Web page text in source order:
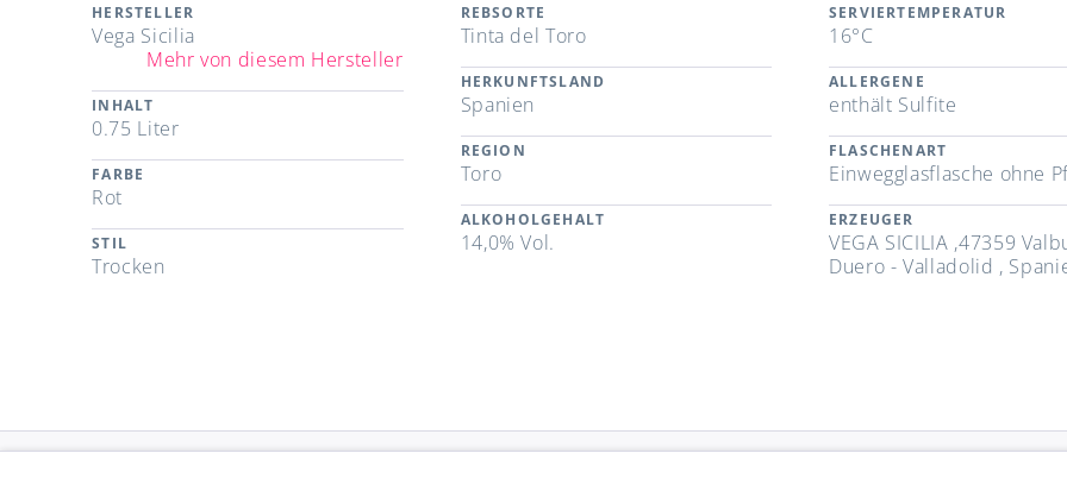
HERSTELLER
Vega Sicilia
Mehr von diesem Hersteller
INHALT
0.75 Liter
FARBE
Rot
STIL
Trocken
REBSORTE
Tinta del Toro
HERKUNFTSLAND
Spanien
REGION
Toro
ALKOHOLGEHALT
14,0% Vol.
SERVIERTEMPERATUR
16°C
ALLERGENE
enthält Sulfite
FLASCHENART
Einwegglasflasche ohne
ERZEUGER
VEGA SICILIA ,47359
Duero - Valladolid ,